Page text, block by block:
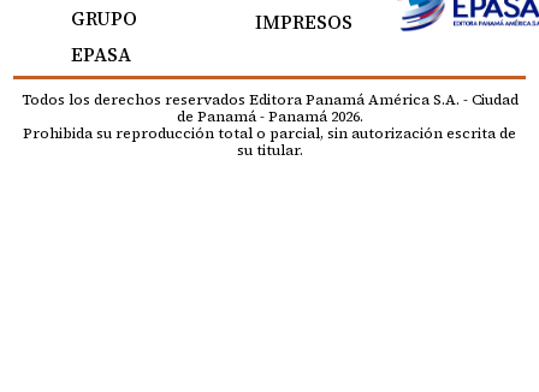
GRUPO
EPASA
IMPRESOS
Todos los derechos reservados Editora Panamá América S.A. - Ciudad
de Panamá - Panamá 2026.
Prohibida su reproducción total o parcial, sin autorización escrita de
su titular.